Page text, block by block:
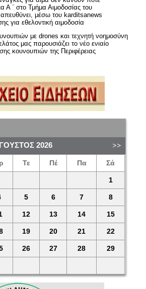
Α ΄ στο Τμήμα Αιμοδοσίας του
μέσω του karditsanews
για εθελοντική αιμοδοσία
με drones και τεχνητή νοημοσύνη
μας παρουσιάζει το νέο ενιαίο
κουνουπιών της Περιφέρειας
2026
Τε Πέ Πα Σά
1
5 6 7 8
12 13 14 15
19 20 21 22
26 27 28 29